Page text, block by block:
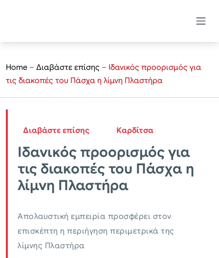
Home – Διαβάστε επίσης – Ιδανικός προορισμός για
τις διακοπές του Πάσχα η λίμνη Πλαστήρα
Διαβάστε επίσης Καρδίτσα
Ιδανικός προορισμός για
τις διακοπές του Πάσχα η
λίμνη Πλαστήρα
Απολαυστική εμπειρία προσφέρει στον
επισκέπτη η περιήγηση περιμετρικά της
λίμνης Πλαστήρα